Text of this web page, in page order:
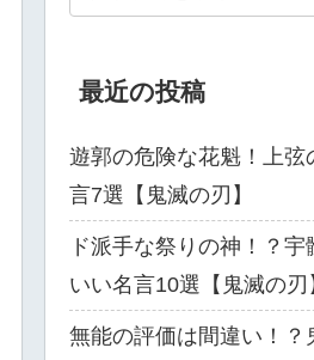
最近の投稿
遊郭の危険な花魁！上弦
言7選【鬼滅の刃】
ド派手な祭りの神！？宇
いい名言10選【鬼滅の刃
無能の評価は間違い！？